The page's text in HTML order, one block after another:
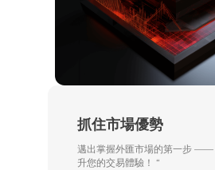
抓住市場優勢
邁出掌握外匯市場的第一步 ——
升您的交易體驗！ “